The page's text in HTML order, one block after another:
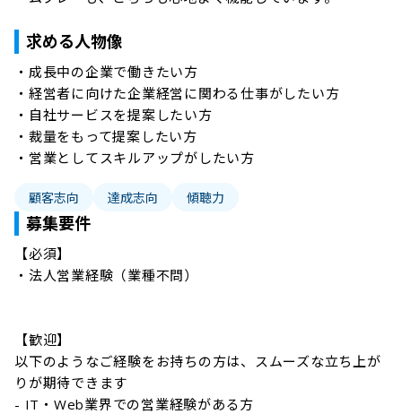
求める人物像
・成長中の企業で働きたい方
・経営者に向けた企業経営に関わる仕事がしたい方
・自社サービスを提案したい方
・裁量をもって提案したい方
・営業としてスキルアップがしたい方
顧客志向 達成志向 傾聴力
募集要件
【必須】
・法人営業経験（業種不問）
【歓迎】
以下のようなご経験をお持ちの方は、スムーズな立ち上が
りが期待できます
- IT・Web業界での営業経験がある方